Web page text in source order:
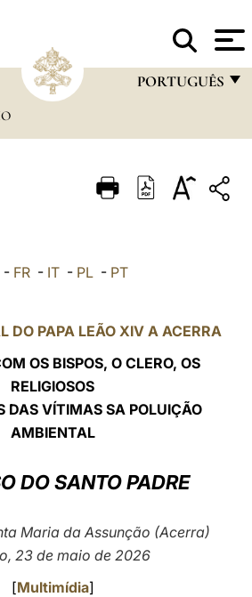
PORTUGUÊS
ITALIANO
POLSKI
العربيّة
- FR - IT - PL - PT
DO PAPA LEÃO XIV A ACERRA
OS BISPOS, O CLERO, OS
RELIGIOSOS
DAS VÍTIMAS SA POLUIÇÃO
AMBIENTAL
DO SANTO PADRE
Maria da Assunção (Acerra)
23 de maio de 2026
[Multimídia]